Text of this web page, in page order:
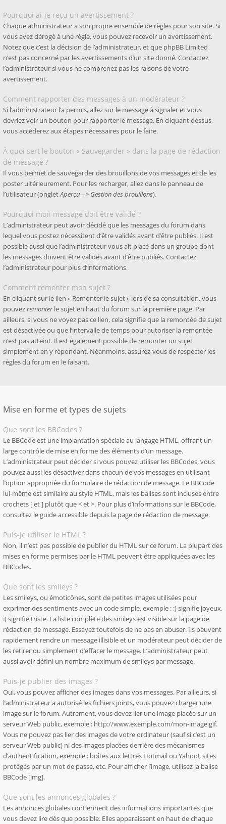
Pourquoi ai-je reçu un avertissement ?
Chaque administrateur a son propre ensemble de règles pour son site. Si
vous avez dérogé à une règle, vous pouvez recevoir un avertissement.
Notez que c’est la décision de l’administrateur, et que phpBB Limited
n’est pas concerné par les avertissements d’un site donné. Contactez
l’administrateur si vous ne comprenez pas les raisons de votre
avertissement.
Comment rapporter des messages à un modérateur ?
Si l’administrateur l’a permis, allez sur le message à signaler et vous
devriez voir un bouton pour rapporter le message. En cliquant dessus,
vous accéderez aux étapes nécessaires pour le faire.
À quoi sert le bouton « Sauvegarder » dans la page de rédaction
de message ?
Il vous permet de sauvegarder des brouillons de vos messages et de les
poster ultérieurement. Pour les recharger, allez dans le panneau de
l’utilisateur (ongletAperçu --> Gestion des brouillons).
Pourquoi mon message doit être validé ?
L’administrateur peut avoir décidé que les messages du forum dans
lequel vous postez nécessitent d’être validés avant d’être publiés. Il est
possible aussi que l’administrateur vous ait placé dans un groupe dont
les messages doivent être validés avant d’être publiés. Contactez
l’administrateur pour plus d’informations.
Comment remonter mon sujet ?
En cliquant sur le lien « Remonter le sujet » lors de sa consultation, vous
pouvezremonterle sujet en haut du forum sur la première page. Par
ailleurs, si vous ne voyez pas ce lien, cela signifie que la remontée de sujet
est désactivée ou que l’intervalle de temps pour autoriser la remontée
n’est pas atteint. Il est également possible de remonter un sujet
simplement en y répondant. Néanmoins, assurez-vous de respecter les
règles du forum en le faisant.
Mise en forme et types de sujets
Que sont les BBCodes ?
Le BBCode est une implantation spéciale au langage HTML, offrant un
large contrôle de mise en forme des éléments d’un message.
L’administrateur peut décider si vous pouvez utiliser les BBCodes, vous
pouvez aussi les désactiver dans chacun de vos messages en utilisant
l’option appropriée du formulaire de rédaction de message. Le BBCode
lui-même est similaire au style HTML, mais les balises sont incluses entre
crochets [ et ] plutôt que < et >. Pour plus d’informations sur le BBCode,
consultez le guide accessible depuis la page de rédaction de message.
Puis-je utiliser le HTML ?
Non, il n’est pas possible de publier du HTML sur ce forum. La plupart des
mises en forme permises par le HTML peuvent être appliquées avec les
BBCodes.
Que sont les smileys ?
Les smileys, ou émoticônes, sont de petites images utilisées pour
exprimer des sentiments avec un code simple, exemple : :) signifie joyeux,
:( signifie triste. La liste complète des smileys est visible sur la page de
rédaction de message. Essayez toutefois de ne pas en abuser. Ils peuvent
rapidement rendre un message illisible et un modérateur peut décider de
les retirer ou simplement d’effacer le message. L’administrateur peut
aussi avoir défini un nombre maximum de smileys par message.
Puis-je publier des images ?
Oui, vous pouvez afficher des images dans vos messages. Par ailleurs, si
l’administrateur a autorisé les fichiers joints, vous pouvez charger une
image sur le forum. Autrement, vous devez lier une image placée sur un
serveur Web public, exemple : http://www.exemple.com/mon-image.gif.
Vous ne pouvez pas lier des images de votre ordinateur (sauf si c’est un
serveur Web public) ni des images placées derrière des mécanismes
d’authentification, exemple : boîtes aux lettres Hotmail ou Yahoo!, sites
protégés par un mot de passe, etc. Pour afficher l’image, utilisez la balise
BBCode [img].
Que sont les annonces globales ?
Les annonces globales contiennent des informations importantes que
vous devez lire dès que possible. Elles apparaissent en haut de chaque